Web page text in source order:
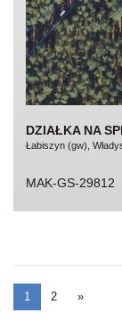
DZIAŁKA NA
Łabiszyn (gw),
MAK-GS-29812
1 2 »